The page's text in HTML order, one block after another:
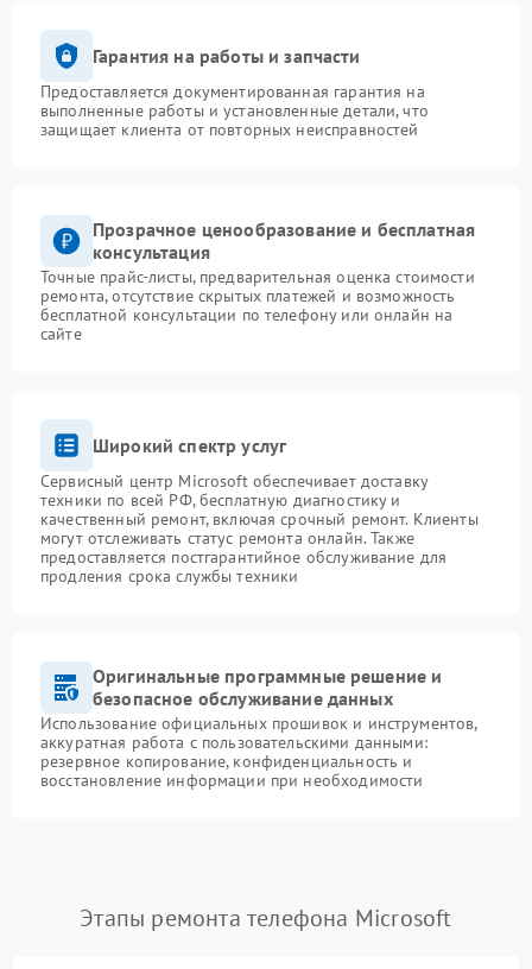
Гарантия на работы и запчасти
Предоставляется документированная гарантия на
выполненные работы и установленные детали, что
защищает клиента от повторных неисправностей
Прозрачное ценообразование и бесплатная
консультация
Точные прайс-листы, предварительная оценка стоимости
ремонта, отсутствие скрытых платежей и возможность
бесплатной консультации по телефону или онлайн на
сайте
Широкий спектр услуг
Сервисный центр Microsoft обеспечивает доставку
техники по всей РФ, бесплатную диагностику и
качественный ремонт, включая срочный ремонт. Клиенты
могут отслеживать статус ремонта онлайн. Также
предоставляется постгарантийное обслуживание для
продления срока службы техники
Оригинальные программные решение и
безопасное обслуживание данных
Использование официальных прошивок и инструментов,
аккуратная работа с пользовательскими данными:
резервное копирование, конфиденциальность и
восстановление информации при необходимости
Этапы ремонта телефона Microsoft